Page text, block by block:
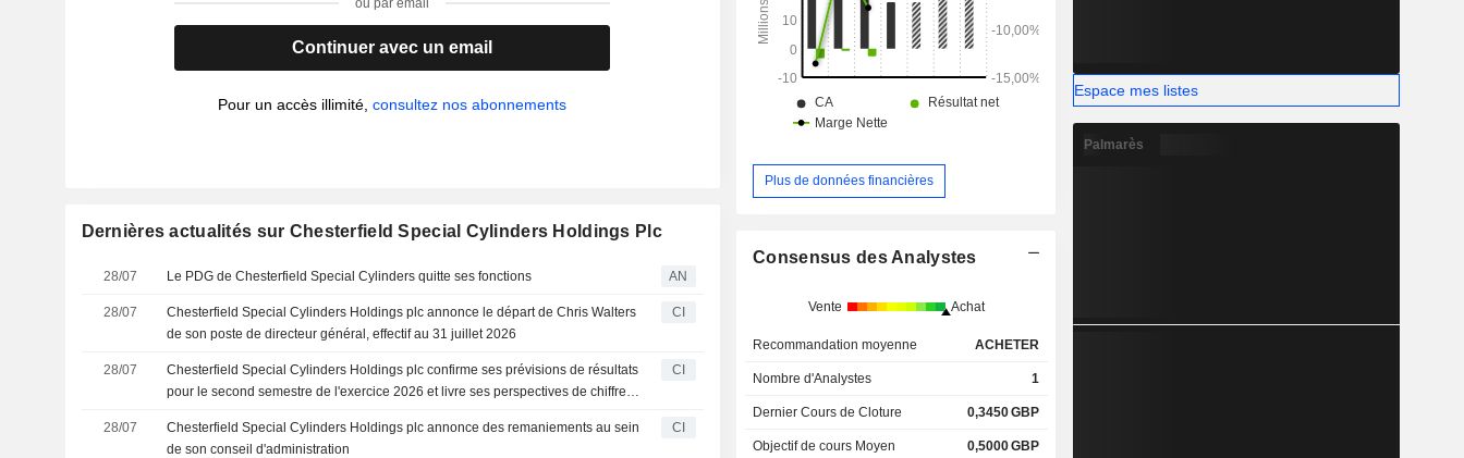
ou par email
Continuer avec un email
Pour un accès illimité,consultez nos abonnements
Dernières actualités sur Chesterfield Special Cylinders Holdings Plc
28/07 Le PDG de Chesterfield Special Cylinders quitte ses fonctions AN
28/07
Chesterfield Special Cylinders Holdings plc annonce le départ de Chris Walters
de son poste de directeur général, effectif au 31 juillet 2026
CI
28/07
Chesterfield Special Cylinders Holdings plc confirme ses prévisions de résultats
pour le second semestre de l'exercice 2026 et livre ses perspectives de chiffre
CI
28/07
Chesterfield Special Cylinders Holdings plc annonce des remaniements au sein
de son conseil d'administration
CI
quatre sites opérationnels.
Plus de données financières
Consensus des Analystes
Vente Achat
Recommandation moyenne ACHETER
Nombre d'Analystes 1
Dernier Cours de Cloture 0,3450GBP
Objectif de cours Moyen 0,5000GBP
Espace mes listes
Palmarès